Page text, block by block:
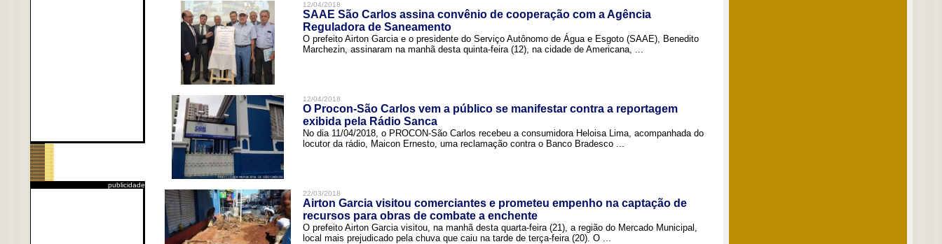
publicidade
12/04/2018
SAAE São Carlos assina convênio de cooperação com a Agência
Reguladora de Saneamento
O prefeito Airton Garcia e o presidente do Serviço Autônomo de Água e Esgoto (SAAE), Benedito
Marchezin, assinaram na manhã desta quinta-feira (12), na cidade de Americana, ...
12/04/2018
O Procon-São Carlos vem a público se manifestar contra a reportagem
exibida pela Rádio Sanca
No dia 11/04/2018, o PROCON-São Carlos recebeu a consumidora Heloisa Lima, acompanhada do
locutor da rádio, Maicon Ernesto, uma reclamação contra o Banco Bradesco ...
22/03/2018
Airton Garcia visitou comerciantes e prometeu empenho na captação de
recursos para obras de combate a enchente
O prefeito Airton Garcia visitou, na manhã desta quarta-feira (21), a região do Mercado Municipal,
local mais prejudicado pela chuva que caiu na tarde de terça-feira (20). O ...